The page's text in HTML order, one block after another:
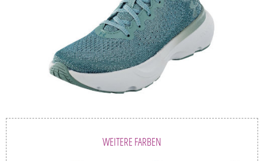
WEITERE FARBEN